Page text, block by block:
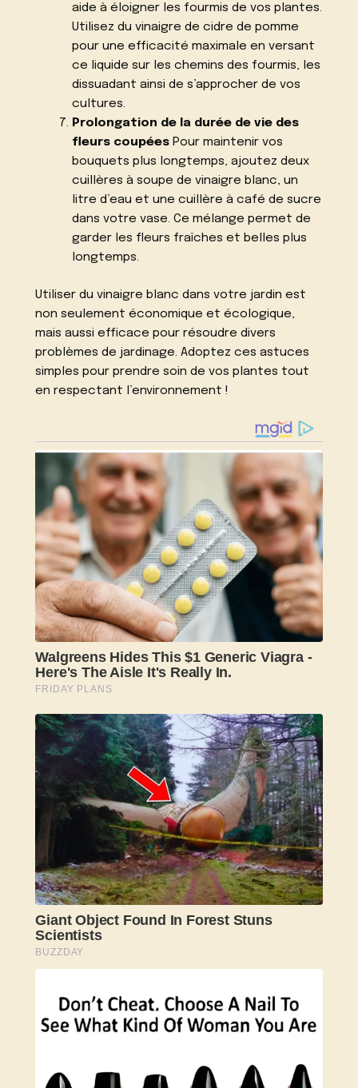
aide à éloigner les fourmis de vos plantes.
Utilisez du vinaigre de cidre de pomme
pour une efficacité maximale en versant
ce liquide sur les chemins des fourmis, les
dissuadant ainsi de s’approcher de vos
cultures.
Prolongation de la durée de vie des
fleurs coupéesPour maintenir vos
bouquets plus longtemps, ajoutez deux
cuillères à soupe de vinaigre blanc, un
litre d’eau et une cuillère à café de sucre
dans votre vase. Ce mélange permet de
garder les fleurs fraîches et belles plus
longtemps.
Utiliser du vinaigre blanc dans votre jardin est
non seulement économique et écologique,
mais aussi efficace pour résoudre divers
problèmes de jardinage. Adoptez ces astuces
simples pour prendre soin de vos plantes tout
en respectant l’environnement !